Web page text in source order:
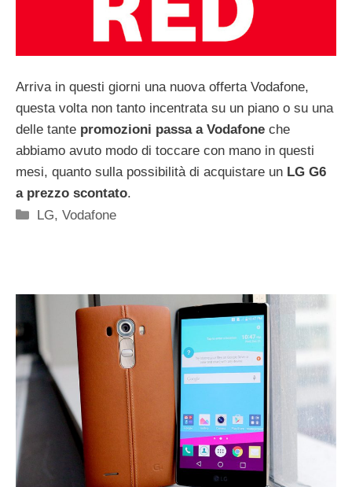
Arriva in questi giorni una nuova offerta Vodafone,
questa volta non tanto incentrata su un piano o su una
delle tante promozioni passa a Vodafone che
abbiamo avuto modo di toccare con mano in questi
mesi, quanto sulla possibilità di acquistare un LG G6
a prezzo scontato.
Categorie
LG,Vodafone